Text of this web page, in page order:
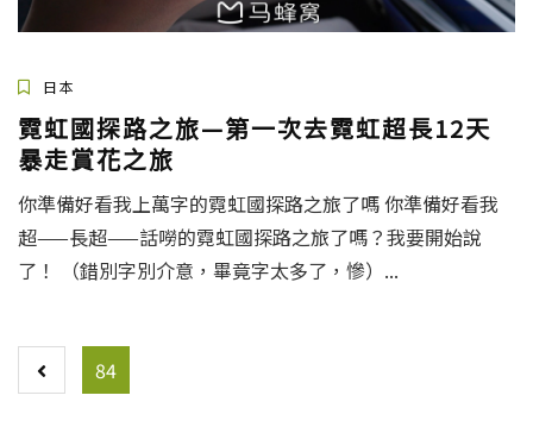
日本
霓虹國探路之旅—第一次去霓虹超長12天
暴走賞花之旅
你準備好看我上萬字的霓虹國探路之旅了嗎 你準備好看我
超——長超——話嘮的霓虹國探路之旅了嗎？我要開始說
了！ （錯別字別介意，畢竟字太多了，慘）...
POSTS
84